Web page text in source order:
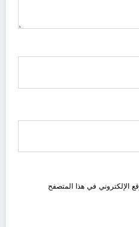
الإلكتروني في هذا المتصفح